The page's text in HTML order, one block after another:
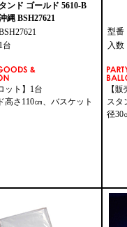
タンド ゴールド 5610-B
縄 BSH27621
1台
ット】1台
高さ110㎝、バスケット
型番
入数
【
スタ
径30